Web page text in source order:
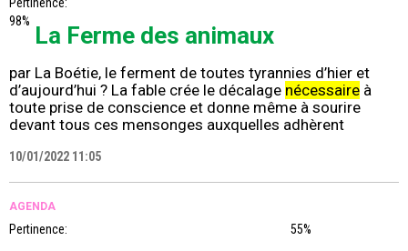
98%
La Ferme des animaux
par La Boétie, le ferment de toutes tyrannies d’hier et
d’aujourd’hui ? La fable crée le décalage nécessaire à
toute prise de conscience et donne même à sourire
devant tous ces mensonges auxquelles adhèrent
10/01/2022 11:05
AGENDA
Pertinence: 55%